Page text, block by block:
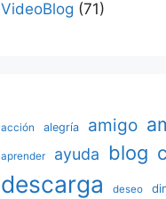
VideoBlog (71)
acción alegría amigo
aprender ayuda blog
descarga deseo